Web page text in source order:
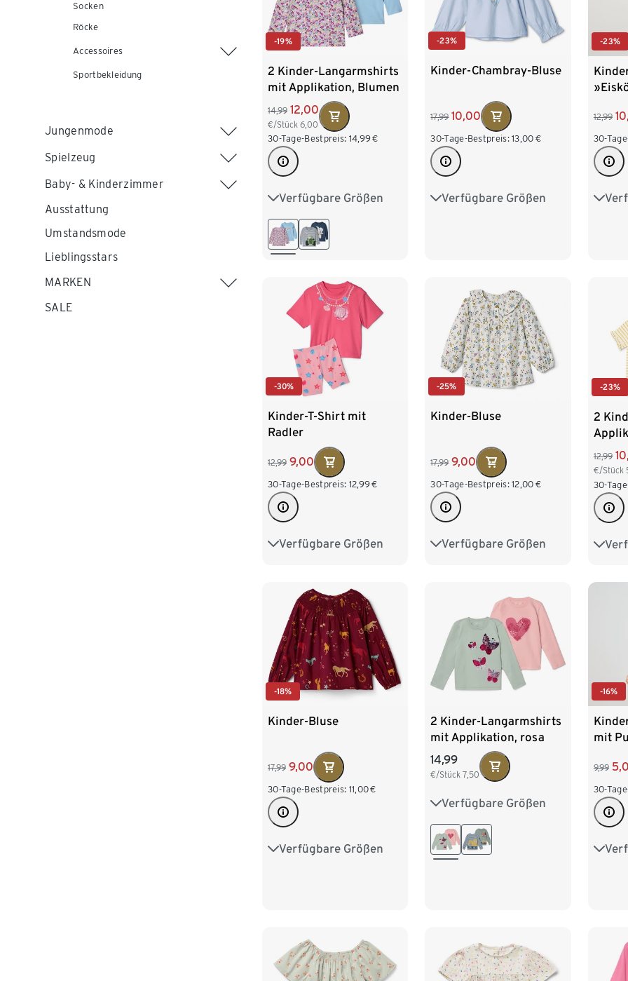
Socken
Röcke
Accessoires
Sportbekleidung
Jungenmode
Spielzeug
Baby- & Kinderzimmer
Ausstattung
Umstandsmode
Lieblingsstars
MARKEN
SALE
-19%
2 Kinder-Langarmshirts
mit Applikation, Blumen
14,99 12,00
€/Stück 6,00
30-Tage-Bestpreis: 14,99€
Verfügbare Größen
86/92 98/104
110/116 122/128
-23%
Kinder-Chambray-Bluse
17,99 10,00
30-Tage-Bestpreis: 13,00 €
Verfügbare Größen
74/80 86/92
-23%
12,99
30-
86/
-30%
Kinder-T-Shirt mit
Radler
12,99 9,00
30-Tage-Bestpreis: 12,99€
Verfügbare Größen
86/92 98/104
-25%
Kinder-Bluse
17,99 9,00
30-Tage-Bestpreis: 12,00 €
Verfügbare Größen
86/92 98/104
-23%
2
12,99
€/Stück
30-
86/
-18%
Kinder-Bluse
17,99 9,00
30-Tage-Bestpreis: 11,00€
Verfügbare Größen
86/92 98/104
2 Kinder-Langarmshirts
mit Applikation, rosa
und mint
14,99
€/Stück7,50
Verfügbare Größen
50/56 62/68 74/80
86/92 98/104
-16%
mit
9,99
30-
86/